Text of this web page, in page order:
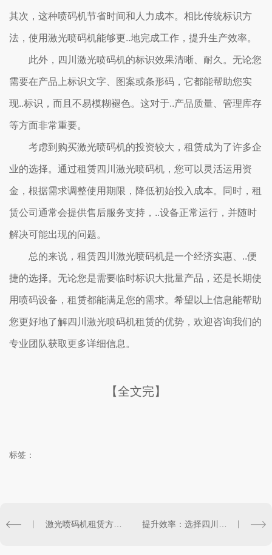
其次，这种喷码机节省时间和人力成本。相比传统标识方
法，使用激光喷码机能够更..地完成工作，提升生产效率。
此外，四川激光喷码机的标识效果清晰、耐久。无论您
需要在产品上标识文字、图案或条形码，它都能帮助您实
现..标识，而且不易模糊褪色。这对于..产品质量、管理库存
等方面非常重要。
考虑到购买激光喷码机的投资较大，租赁成为了许多企
业的选择。通过租赁四川激光喷码机，您可以灵活运用资
金，根据需求调整使用期限，降低初始投入成本。同时，租
赁公司通常会提供售后服务支持，..设备正常运行，并随时
解决可能出现的问题。
总的来说，租赁四川激光喷码机是一个经济实惠、..便
捷的选择。无论您是需要临时标识大批量产品，还是长期使
用喷码设备，租赁都能满足您的需求。希望以上信息能帮助
您更好地了解四川激光喷码机租赁的优势，欢迎咨询我们的
专业团队获取更多详细信息。
【全文完】
标签：